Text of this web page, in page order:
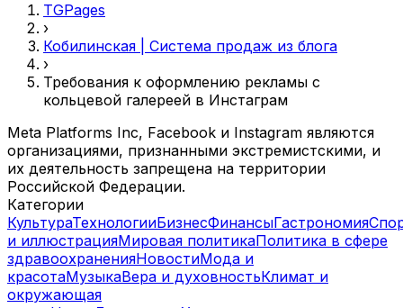
TGPages
›
Кобилинская | Система продаж из блога
›
Требования к оформлению рекламы с
кольцевой галереей в Инстаграм
Meta Platforms Inc, Facebook и Instagram являются
организациями, признанными экстремистскими, и
их деятельность запрещена на территории
Российской Федерации.
Категории
КультураТехнологииБизнесФинансыГастрономия
и иллюстрацияМировая политикаПолитика в сфере
здравоохраненияНовостиМода и
красотаМузыкаВера и духовностьКлимат и
окружающая